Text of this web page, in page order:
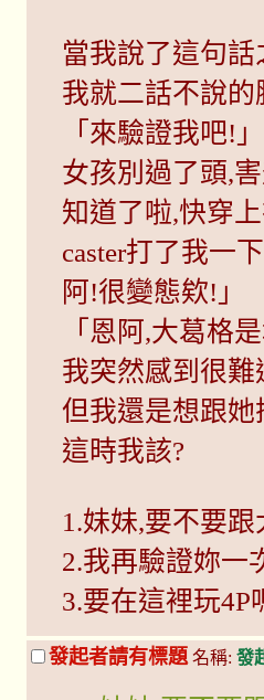
當我說了這句話
我就二話不說的
「來驗證我吧!」
女孩別過了頭,
知道了啦,快穿上
caster打了我一
阿!很變態欸!」
「恩阿,大葛格
我突然感到很難
但我還是想跟她
這時我該?
1.妹妹,要不要
2.我再驗證妳一
3.要在這裡玩4P
發起者請有標題 名稱: 發